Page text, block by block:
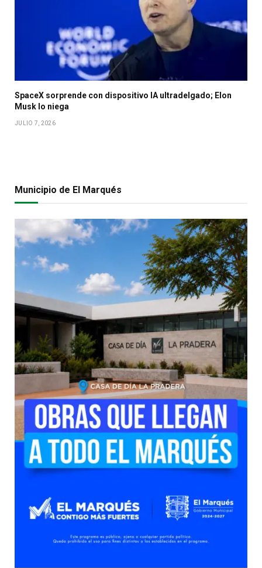
SpaceX sorprende con dispositivo IA ultradelgado; Elon
Musk lo niega
JULIO 7, 2026
Municipio de El Marqués